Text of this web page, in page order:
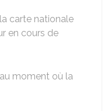
carte nationale
en cours de
au moment où la